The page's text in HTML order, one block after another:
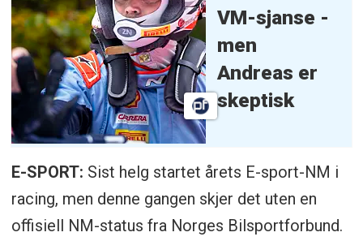
VM-sjanse -
men
Andreas er
skeptisk
E-SPORT: Sist helg startet årets E-sport-NM i
racing, men denne gangen skjer det uten en
offisiell NM-status fra Norges Bilsportforbund.